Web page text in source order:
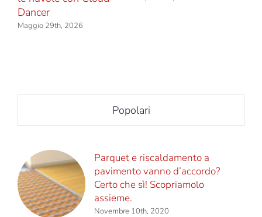
Dancer
Maggio 29th, 2026
Popolari
Parquet e riscaldamento a
pavimento vanno d’accordo?
Certo che sì! Scopriamolo
assieme.
Novembre 10th, 2020